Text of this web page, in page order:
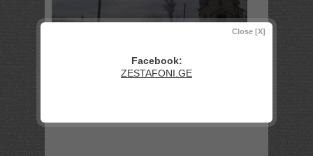
Close [X]
Facebook:
ZESTAFONI.GE